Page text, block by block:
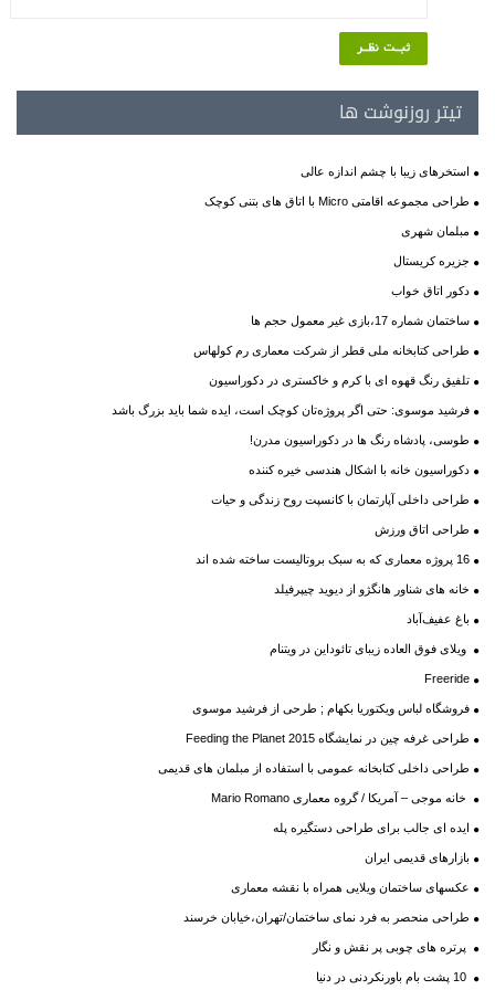
تیتر روزنوشت ها
استخرهای زیبا با چشم اندازه عالی
طراحی مجموعه اقامتی Micro با اتاق های بتنی کوچک
مبلمان شهری
جزیره کریستال
دکور اتاق خواب
ساختمان شماره 17،بازی غیر معمول حجم ها
طراحی کتابخانه ملی قطر از شرکت معماری رم کولهاس
تلفیق رنگ قهوه ای با کرم و خاکستری در دکوراسیون
فرشید موسوی: حتی اگر پروژه‌تان کوچک است، ایده شما باید بزرگ باشد
طوسی، پادشاه رنگ ها در دکوراسیون مدرن!
دکوراسیون خانه با اشکال هندسی خیره کننده
طراحی داخلی آپارتمان با کانسپت روح زندگی و حیات
طراحی اتاق ورزش
16 پروژه معماری که به سبک بروتالیست ساخته شده اند
خانه های شناور هانگژو از دیوید چیپرفیلد
باغ عفیف‌آباد
ویلای فوق العاده زیبای تائوداین در ویتنام
Freeride
فروشگاه لباس ویکتوریا بکهام ; طرحی از فرشید موسوی
طراحی غرفه چین در نمایشگاه Feeding the Planet 2015
طراحی داخلی کتابخانه عمومی با استفاده از مبلمان های قدیمی
خانه موجی – آمریکا / گروه معماری Mario Romano
ایده ای جالب برای طراحی دستگیره پله
بازارهای قدیمی ایران
عکسهای ساختمان ویلایی همراه با نقشه معماری
طراحی منحصر به فرد نمای ساختمان/تهران،خیابان خرسند
پرتره های چوبی پر نقش و نگار